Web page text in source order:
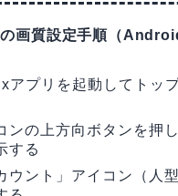
画質設定手順（
アプリを起動してトッ
ンの上方向ボタンを押
する
ウント」アイコン（人